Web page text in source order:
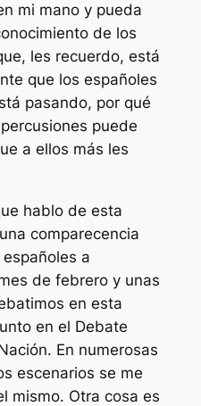
mi mano y pueda
de los
les recuerdo, está
que los españoles
pasando, por qué
puede
a ellos más les
hablo de esta
comparecencia
a
de febrero y unas
en esta
en el Debate
En numerosas
escenarios se me
mismo. Otra cosa es